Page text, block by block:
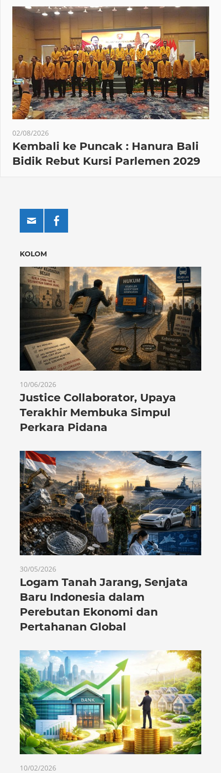
02/08/2026
Kembali ke Puncak : Hanura Bali
Bidik Rebut Kursi Parlemen 2029
KOLOM
10/06/2026
Justice Collaborator, Upaya
Terakhir Membuka Simpul
Perkara Pidana
30/05/2026
Logam Tanah Jarang, Senjata
Baru Indonesia dalam
Perebutan Ekonomi dan
Pertahanan Global
10/02/2026